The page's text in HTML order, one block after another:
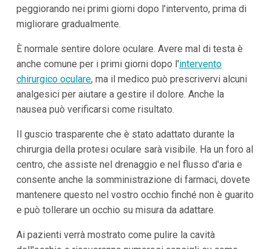
peggiorando nei primi giorni dopo l'intervento, prima di
migliorare gradualmente.
È normale sentire dolore oculare. Avere mal di testa è
anche comune per i primi giorni dopo l'intervento
chirurgico oculare, ma il medico può prescrivervi alcuni
analgesici per aiutare a gestire il dolore. Anche la
nausea può verificarsi come risultato.
Il guscio trasparente che è stato adattato durante la
chirurgia della protesi oculare sarà visibile. Ha un foro al
centro, che assiste nel drenaggio e nel flusso d'aria e
consente anche la somministrazione di farmaci, dovete
mantenere questo nel vostro occhio finché non è guarito
e può tollerare un occhio su misura da adattare.
Ai pazienti verrà mostrato come pulire la cavità